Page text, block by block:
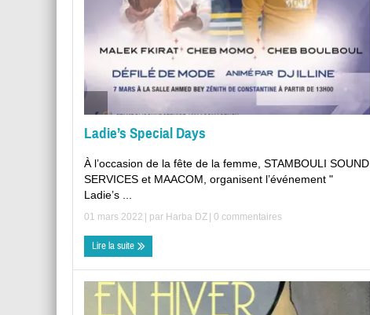
Ladie’s Special Days
À l’occasion de la fête de la femme, STAMBOULI SOUND
SERVICES et MAACOM, organisent l’événement "
Ladie’s ...
01 mars 2022 | par Harba DZ | 0 commentaires
Lire la suite